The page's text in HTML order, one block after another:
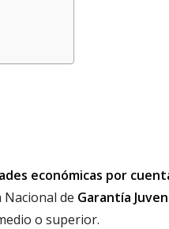
económicas por
Nacional de Garantía
o superior.